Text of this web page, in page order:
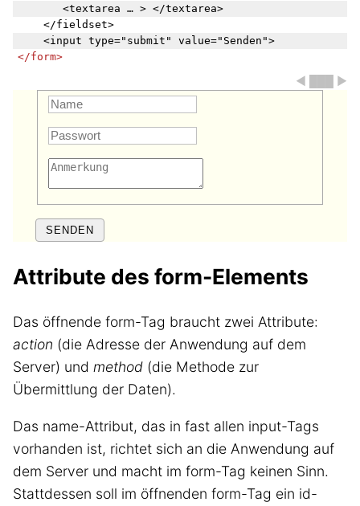
       <textarea … > </textarea>
    </fieldset>
</form>
◀ ███ ▶
SENDEN
Attribute des form-Elements
Das öffnende form-Tag braucht zwei Attribute:
action (die Adresse der Anwendung auf dem
Server) und method (die Methode zur
Übermittlung der Daten).
Das name-Attribut, das in fast allen input-Tags
vorhanden ist, richtet sich an die Anwendung auf
dem Server und macht im form-Tag keinen Sinn.
Stattdessen soll im öffnenden form-Tag ein id-